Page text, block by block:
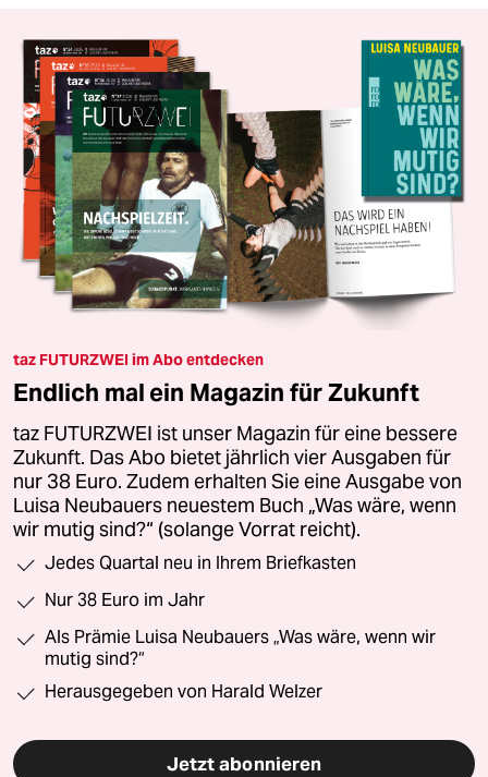
taz FUTURZWEI im Abo entdecken
Endlich mal ein Magazin für Zukunft
taz FUTURZWEI ist unser Magazin für eine bessere
Zukunft. Das Abo bietet jährlich vier Ausgaben für
nur 38 Euro. Zudem erhalten Sie eine Ausgabe von
Luisa Neubauers neuestem Buch „Was wäre, wenn
wir mutig sind?“ (solange Vorrat reicht).
Jedes Quartal neu in Ihrem Briefkasten
Nur 38 Euro im Jahr
Als Prämie Luisa Neubauers „Was wäre, wenn wir
mutig sind?“
Herausgegeben von Harald Welzer
Jetzt abonnieren